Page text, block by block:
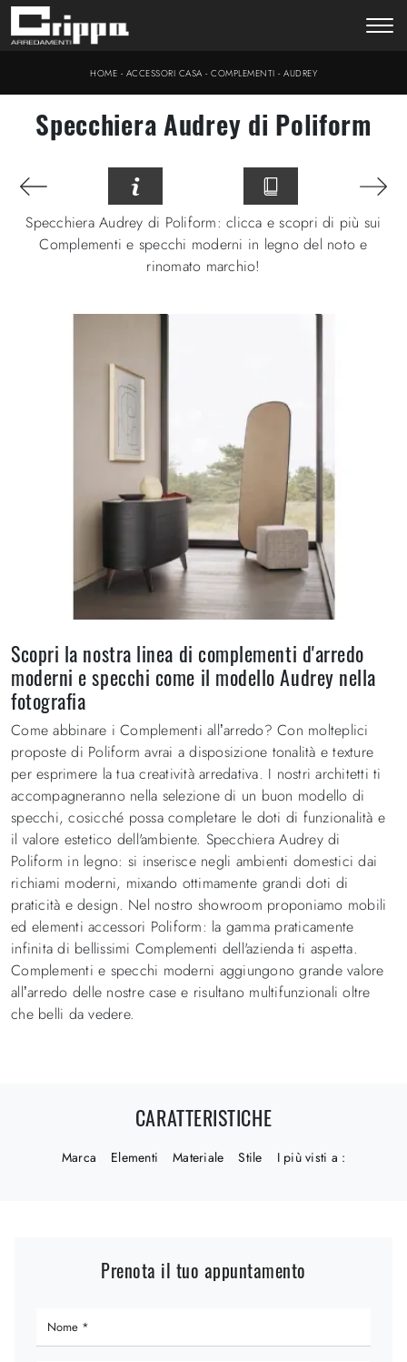
HOME - ACCESSORI CASA - COMPLEMENTI - AUDREY
Specchiera Audrey di Poliform
Specchiera Audrey di Poliform: clicca e scopri di più sui
Complementi e specchi moderni in legno del noto e
rinomato marchio!
Scopri la nostra linea di complementi d'arredo
moderni e specchi come il modello Audrey nella
fotografia
Come abbinare i Complementi all’arredo? Con molteplici
proposte di Poliform avrai a disposizione tonalità e texture
per esprimere la tua creatività arredativa. I nostri architetti ti
accompagneranno nella selezione di un buon modello di
specchi, cosicché possa completare le doti di funzionalità e
il valore estetico dell'ambiente. Specchiera Audrey di
Poliform in legno: si inserisce negli ambienti domestici dai
richiami moderni, mixando ottimamente grandi doti di
praticità e design. Nel nostro showroom proponiamo mobili
ed elementi accessori Poliform: la gamma praticamente
infinita di bellissimi Complementi dell'azienda ti aspetta.
Complementi e specchi moderni aggiungono grande valore
all’arredo delle nostre case e risultano multifunzionali oltre
che belli da vedere.
CARATTERISTICHE
Marca Elementi Materiale Stile I più visti a :
Prenota il tuo appuntamento